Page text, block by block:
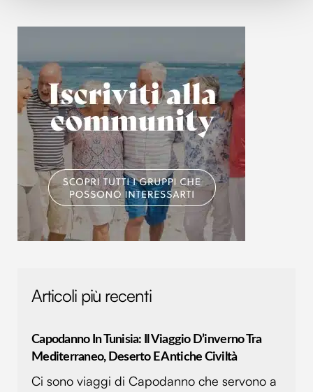
e imposta le tue preferenze nellasezione dettagli
dalla Dichiarazione sui cookie.
Utilizziamo i cookie per personalizzare contenuti ed
annunci, per fornire funzionalità dei social media e per
analizzare il nostro traffico. Condividiamo inoltre
informazioni sul modo in cui utilizzi il nostro sito con i
nostri partner che si occupano di analisi dei dati web,
pubblicità e social media, i quali potrebbero combinarle
con altre informazioni che hai fornito loro o che hanno
raccolto dal tuo utilizzo dei loro servizi.
Articoli più recenti
Capodanno In Tunisia: Il Viaggio D’inverno Tra
Mediterraneo, Deserto E Antiche Civiltà
Ci sono viaggi di Capodanno che servono a